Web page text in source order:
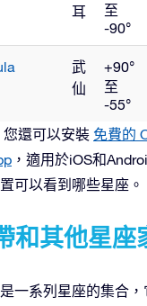
耳
至
-90°
武
仙
+90°
至
-55°
您還可以安裝 免費的
，適用於iOS和
可以看到哪些星座。
和其他星座
一系列星座的集合，